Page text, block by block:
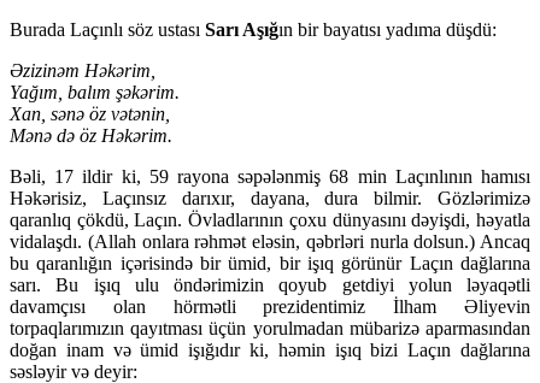
Burada Laçınlı söz ustası Sarı Aşığın bir bayatısı yadıma düşdü:
Əzizinəm Həkərim,
Yağım, balım şəkərim.
Xan, sənə öz vətənin,
Mənə də öz Həkərim.
Bəli, 17 ildir ki, 59 rayona səpələnmiş 68 min Laçınlının hamısı
Həkərisiz, Laçınsız darıxır, dayana, dura bilmir. Gözlərimizə
qaranlıq çökdü, Laçın. Övladlarının çoxu dünyasını dəyişdi, həyatla
vidalaşdı. (Allah onlara rəhmət eləsin, qəbrləri nurla dolsun.) Ancaq
bu qaranlığın içərisində bir ümid, bir işıq görünür Laçın dağlarına
sarı. Bu işıq ulu öndərimizin qoyub getdiyi yolun ləyaqətli
davamçısı olan hörmətli prezidentimiz İlham Əliyevin
torpaqlarımızın qayıtması üçün yorulmadan mübarizə aparmasından
doğan inam və ümid işığıdır ki, həmin işıq bizi Laçın dağlarına
səsləyir və deyir: